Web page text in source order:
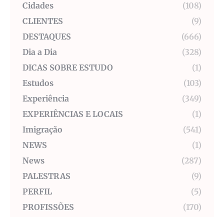
Cidades
(108)
CLIENTES
(9)
DESTAQUES
(666)
Dia a Dia
(328)
DICAS SOBRE ESTUDO
(1)
Estudos
(103)
Experiência
(349)
EXPERIÊNCIAS E LOCAIS
(1)
Imigração
(541)
NEWS
(1)
News
(287)
PALESTRAS
(9)
PERFIL
(5)
PROFISSÕES
(170)